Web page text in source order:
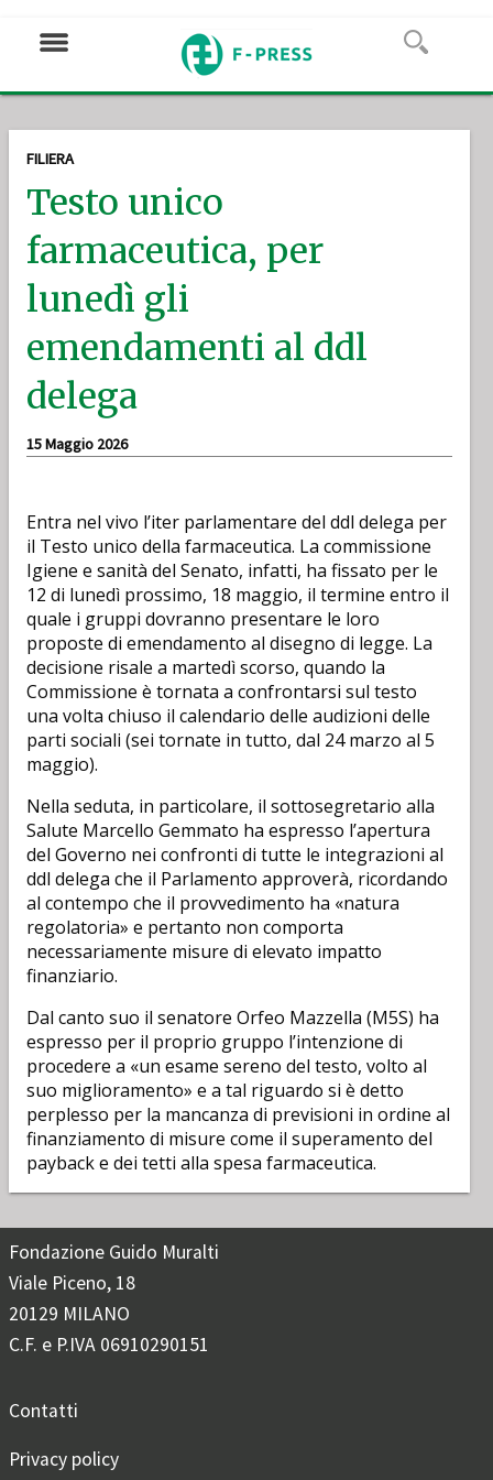
FILIERA
Testo unico
farmaceutica, per
lunedì gli
emendamenti al ddl
delega
15 Maggio 2026
Entra nel vivo l’iter parlamentare del ddl delega per
il Testo unico della farmaceutica. La commissione
Igiene e sanità del Senato, infatti, ha fissato per le
12 di lunedì prossimo, 18 maggio, il termine entro il
quale i gruppi dovranno presentare le loro
proposte di emendamento al disegno di legge. La
decisione risale a martedì scorso, quando la
Commissione è tornata a confrontarsi sul testo
una volta chiuso il calendario delle audizioni delle
parti sociali (sei tornate in tutto, dal 24 marzo al 5
maggio).
Nella seduta, in particolare, il sottosegretario alla
Salute Marcello Gemmato ha espresso l’apertura
del Governo nei confronti di tutte le integrazioni al
ddl delega che il Parlamento approverà, ricordando
al contempo che il provvedimento ha «natura
regolatoria» e pertanto non comporta
necessariamente misure di elevato impatto
finanziario.
Dal canto suo il senatore Orfeo Mazzella (M5S) ha
espresso per il proprio gruppo l’intenzione di
procedere a «un esame sereno del testo, volto al
suo miglioramento» e a tal riguardo si è detto
perplesso per la mancanza di previsioni in ordine al
finanziamento di misure come il superamento del
payback e dei tetti alla spesa farmaceutica.
Fondazione Guido Muralti
Viale Piceno, 18
20129 MILANO
C.F. e P.IVA 06910290151
Contatti
Privacy policy